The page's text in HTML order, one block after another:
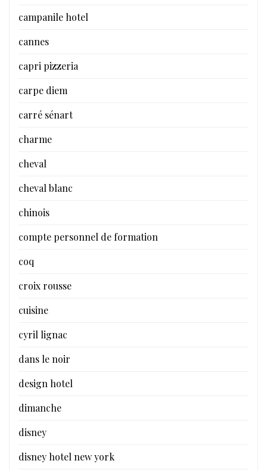
campanile hotel
cannes
capri pizzeria
carpe diem
carré sénart
charme
cheval
cheval blanc
chinois
compte personnel de formation
coq
croix rousse
cuisine
cyril lignac
dans le noir
design hotel
dimanche
disney
disney hotel new york